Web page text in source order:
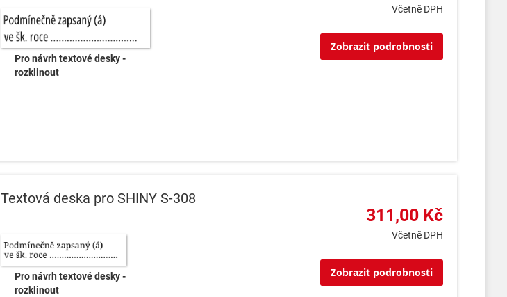
Pro návrh textové desky -
rozklinout
Včetně DPH
Zobrazit podrobnosti
Textová deska pro SHINY S-308
Pro návrh textové desky -
rozklinout
311,00 Kč
Včetně DPH
Zobrazit podrobnosti